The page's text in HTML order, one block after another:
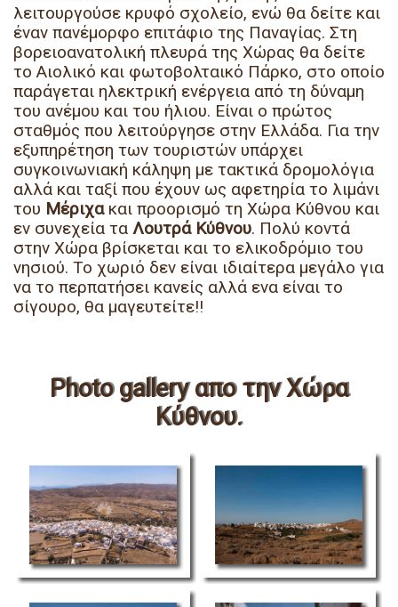
λειτουργούσε κρυφό σχολείο, ενώ θα δείτε και
έναν πανέμορφο επιτάφιο της Παναγίας. Στη
βορειοανατολική πλευρά της Χώρας θα δείτε
το Αιολικό και φωτοβολταικό Πάρκο, στο οποίο
παράγεται ηλεκτρική ενέργεια από τη δύναμη
του ανέμου και του ήλιου. Είναι ο πρώτος
σταθμός που λειτούργησε στην Ελλάδα. Για την
εξυπηρέτηση των τουριστών υπάρχει
συγκοινωνιακή κάληψη με τακτικά δρομολόγια
αλλά και ταξί που έχουν ως αφετηρία το λιμάνι
του Μέριχακαι προορισμό τη Χώρα Κύθνου και
εν συνεχεία τα Λουτρά Κύθνου. Πολύ κοντά
στην Χώρα βρίσκεται και το ελικοδρόμιο του
νησιού. Το χωριό δεν είναι ιδιαίτερα μεγάλο για
να το περπατήσει κανείς αλλά ενα είναι το
σίγουρο, θα μαγευτείτε!!
Photo gallery απο την Χώρα
Κύθνου.